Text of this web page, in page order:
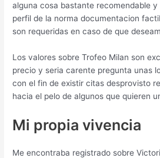
alguna cosa bastante recomendable
perfil de la norma documentacion
son requeridas en caso de que
Los valores sobre Trofeo Milan son
precio y seri­a carente pregunta unas
con el fin de existir citas desprovisto
hacia el pelo de algunos que quieren
Mi propia vivencia
Me encontraba registrado sobre